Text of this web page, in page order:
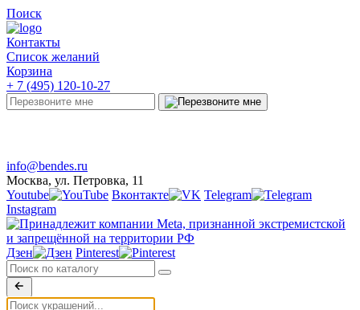
Поиск
Контакты
Список желаний
Корзина
+ 7 (495) 120-10-27
info@bendes.ru
Москва, ул. Петровка, 11
Youtube
Вконтакте
Telegram
Instagram
Дзен Pinterest